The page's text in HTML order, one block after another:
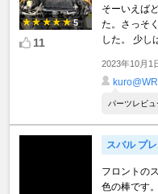
5
11
そーいえば
た。さっそ
した。 少し
2023年10月1
パーツレビ
スバル プ
フロントの
色の棒です